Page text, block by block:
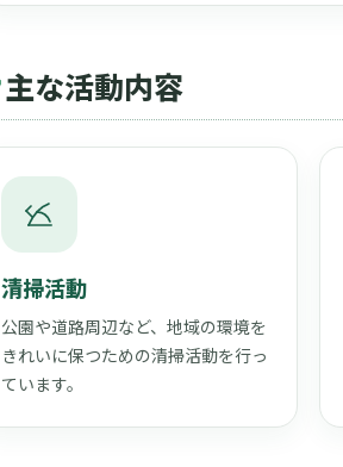
主な活動内容
清掃活動
公園や道路周辺など、地域の環境を
きれいに保つための清掃活動を行っ
ています。